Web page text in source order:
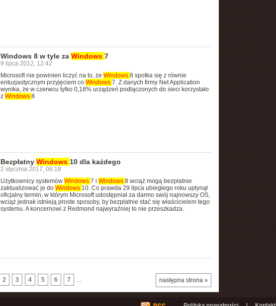
Windows 8 w tyle za Windows 7
9 lipca 2012, 12:42
Microsoft nie powinien liczyć na to, że Windows 8 spotka się z równie
entuzjastycznym przyjęciem co Windows 7. Z danych firmy Net Application
wynika, że w czerwcu tylko 0,18% urządzeń podłączonych do sieci korzystało
z Windows 8
Bezpłatny Windows 10 dla każdego
2 stycznia 2017, 06:18
Użytkownicy systemów Windows 7 i Windows 8 wciąż mogą bezpłatnie
zaktualizować je do Windows 10. Co prawda 29 lipca ubiegłego roku upłynął
oficjalny termin, w którym Microsoft udostępniał za darmo swój najnowszy OS,
wciąż jednak istnieją proste sposoby, by bezpłatnie stać się właścicielem tego
systemu. A koncernowi z Redmond najwyraźniej to nie przeszkadza.
następna strona »
2 3 4 5 6 7 …